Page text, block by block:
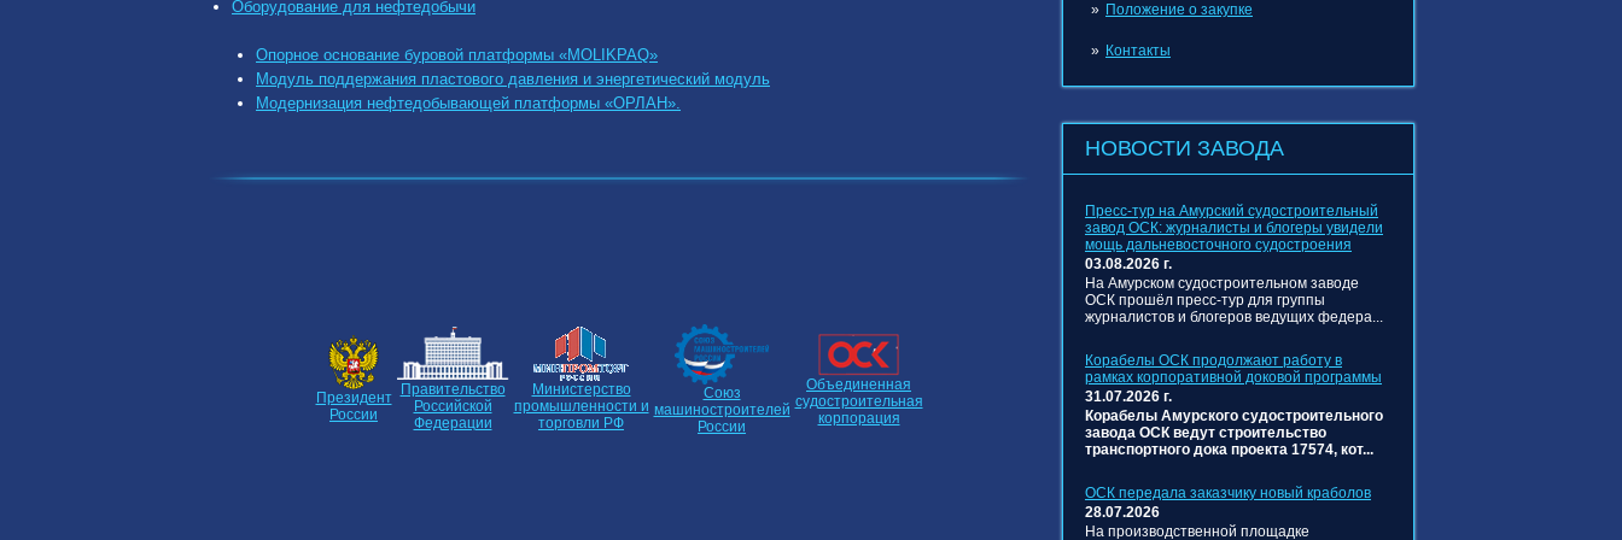
Положение о закупке
Контакты
НОВОСТИ ЗАВОДА
Пресс‑тур на Амурский судостроительный
завод ОСК: журналисты и блогеры увидели
мощь дальневосточного судостроения
03.08.2026 г.
На Амурском судостроительном заводе
ОСК прошёл пресс‑тур для группы
журналистов и блогеров ведущих федера...
Корабелы ОСК продолжают работу в
рамках корпоративной доковой программы
31.07.2026 г.
Корабелы Амурского судостроительного
завода ОСК ведут строительство
транспортного дока проекта 17574, кот...
ОСК передала заказчику новый краболов
28.07.2026
На производственной площадке
Оборудование для нефтедобычи
Опорное основание буровой платформы «MOLIKPAQ»
Модуль поддержания пластового давления и энергетический модуль
Модернизация нефтедобывающей платформы «ОРЛАН».
Президент
России
Правительство
Российской
Федерации
Министерство
промышленности и
торговли РФ
Союз
машиностроителей
России
Объединенная
судостроительная
корпорация